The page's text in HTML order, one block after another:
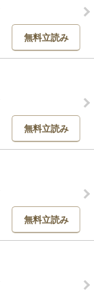
無料立読み
無料立読み
無料立読み